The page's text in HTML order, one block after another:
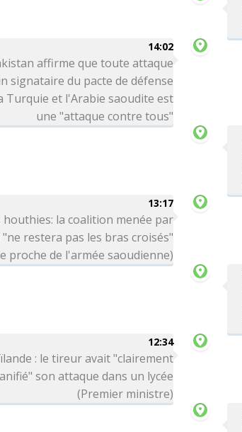
14:02
affirme que toute attaque
signataire du pacte de défense
Turquie et l'Arabie saoudite est
une "attaque contre tous"
13:17
houthies: la coalition menée par
"ne restera pas les bras croisés"
proche de l'armée saoudienne)
12:34
: le tireur avait "clairement
son attaque dans un lycée
(Premier ministre)